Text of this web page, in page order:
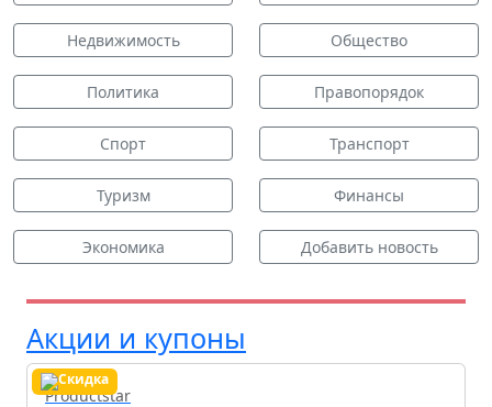
Недвижимость Общество
Политика Правопорядок
Спорт Транспорт
Туризм Финансы
Экономика Добавить новость
Акции и купоны
Productstar